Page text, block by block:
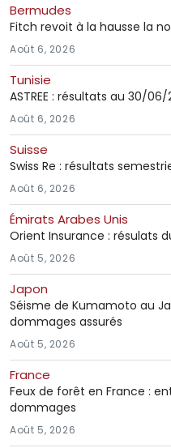
Bermudes
Fitch revoit à la hausse la
Août 6, 2026
Tunisie
ASTREE : résultats au 30/06/
Août 6, 2026
Suisse
Swiss Re : résultats
Août 6, 2026
Émirats Arabes Unis
Orient Insurance : résulats
Août 5, 2026
Japon
Séisme de Kumamoto au
dommages assurés
Août 5, 2026
France
Feux de forêt en France :
dommages
Août 5, 2026